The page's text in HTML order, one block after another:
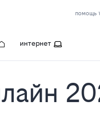
помощь
интернет